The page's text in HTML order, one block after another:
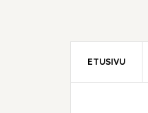
ETUSIVU